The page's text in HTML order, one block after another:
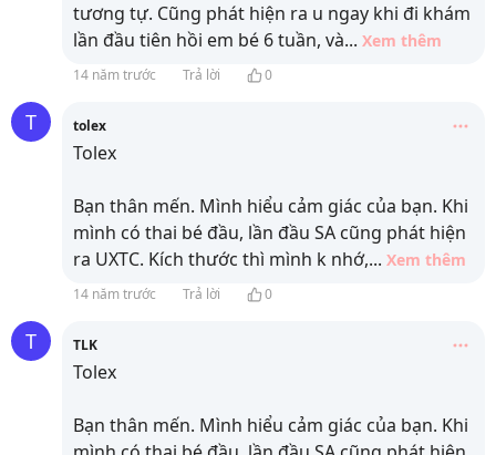
tương tự. Cũng phát hiện ra u ngay khi đi khám
lần đầu tiên hồi em bé 6 tuần, và... Xem thêm
14 năm trước Trả lời 0
T tolex
Tolex
Bạn thân mến. Mình hiểu cảm giác của bạn. Khi
mình có thai bé đầu, lần đầu SA cũng phát hiện
ra UXTC. Kích thước thì mình k nhớ,... Xem thêm
14 năm trước Trả lời 0
T TLK
Tolex
Bạn thân mến. Mình hiểu cảm giác của bạn. Khi